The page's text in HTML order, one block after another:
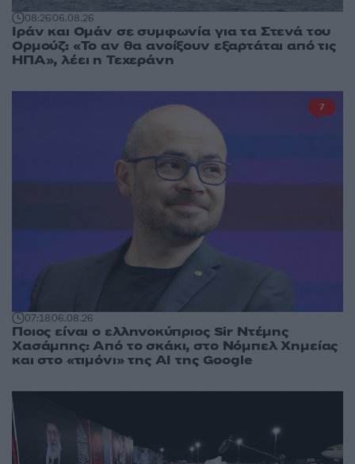
08:2606.08.26
Ιράν και Ομάν σε συμφωνία για τα Στενά του
Ορμούζ: «Το αν θα ανοίξουν εξαρτάται από τις
ΗΠΑ», λέει η Τεχεράνη
07:1806.08.26
Ποιος είναι ο ελληνοκύπριος Sir Ντέμης
Χασάμπης: Από το σκάκι, στο Νόμπελ Χημείας
και στο «τιμόνι» της AI της Google
7